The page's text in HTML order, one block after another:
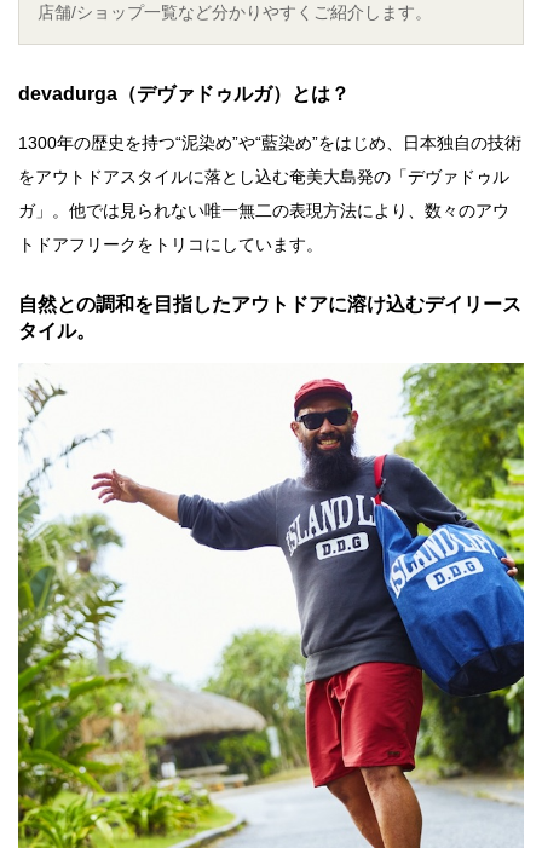
店舗/ショップ一覧など分かりやすくご紹介します。
devadurga（デヴァドゥルガ）とは？
1300年の歴史を持つ“泥染め”や“藍染め”をはじめ、日本独自の技術
をアウトドアスタイルに落とし込む奄美大島発の「デヴァドゥル
ガ」。他では見られない唯一無二の表現方法により、数々のアウ
トドアフリークをトリコにしています。
自然との調和を目指したアウトドアに溶け込むデイリース
タイル。